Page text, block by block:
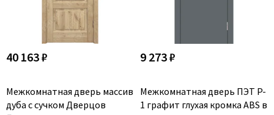
40 163 ₽
Межкомнатная дверь массив
дуба с сучком Дверцов
9 273 ₽
Межкомнатная дверь ПЭТ P-
1 графит глухая кромка ABS в